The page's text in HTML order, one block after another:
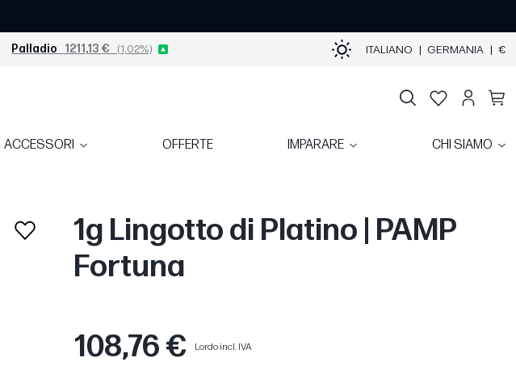
Palladio 1211,13 € (1,02%) ITALIANO | GERMANIA | €
ACCESSORI OFFERTE IMPARARE CHI SIAMO
1g Lingotto di Platino | PAMP
Fortuna
108,76 € Lordo incl. IVA